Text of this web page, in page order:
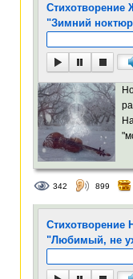
Стихотворение
"Зимний
342 899
Стихотворение
"Любимый, не